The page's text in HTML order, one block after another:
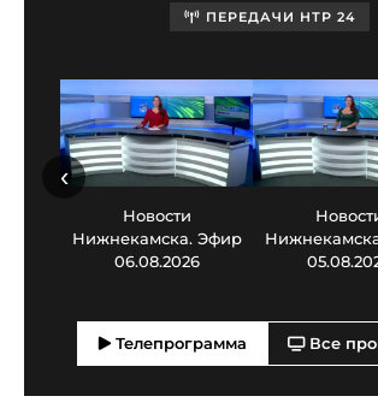
ПЕРЕДАЧИ НТР 24
Новости
Нижнекамска. Эфир
06.08.2026
‹
Телепрограмма Все